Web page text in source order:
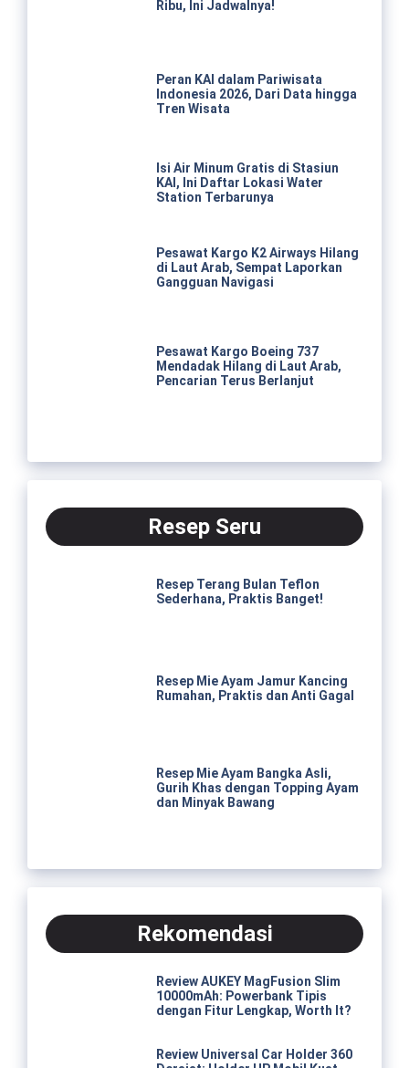
Ribu, Ini Jadwalnya!
Peran KAI dalam Pariwisata
Indonesia 2026, Dari Data hingga
Tren Wisata
Isi Air Minum Gratis di Stasiun
KAI, Ini Daftar Lokasi Water
Station Terbarunya
Pesawat Kargo K2 Airways Hilang
di Laut Arab, Sempat Laporkan
Gangguan Navigasi
Pesawat Kargo Boeing 737
Mendadak Hilang di Laut Arab,
Pencarian Terus Berlanjut
Resep Seru
Resep Terang Bulan Teflon
Sederhana, Praktis Banget!
Resep Mie Ayam Jamur Kancing
Rumahan, Praktis dan Anti Gagal
Resep Mie Ayam Bangka Asli,
Gurih Khas dengan Topping Ayam
dan Minyak Bawang
Rekomendasi
Review AUKEY MagFusion Slim
10000mAh: Powerbank Tipis
dengan Fitur Lengkap, Worth It?
Review Universal Car Holder 360